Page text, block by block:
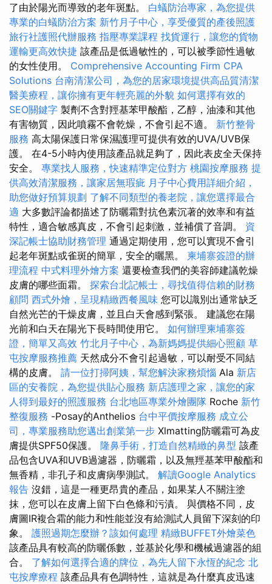
了由於陽光而導致的老年斑點。 白蟻防治專家，為您提供
專業的白蟻防治方案 新竹月子中心，享受優質的產後照護
旅行社護照代辦服務 指壓專業課程 找貨運行，讓您的貨物
運輸更高效快捷 該產品是低過敏性的，可以被季節性過敏
的女性使用。 Comprehensive Accounting Firm CPA
Solutions 台南清潔公司，為您的居家環境提供高品質清潔
醫美療程，讓你擁有更年輕亮麗的外貌 如何選擇有效的
SEO關鍵字 製劑不含對羥基苯甲酸酯，乙醇，油漆和其他
有害物質，因此噴霧不會乾燥，不會引起不適。 新竹整骨
服務 高太陽保護日常保濕護理可提供有效的UVA/UVB保
護。 在4-5小時內使用該產品就足夠了，因此表皮全天保持
安全。 專業找人服務，快速精準定位對方 桃園按摩服務 提
供高效清潔服務，讓家居無瑕疵 月子中心費用詳細介紹，
助您做好預算規劃 了解不同類型的養老院，讓您選擇最合
適 大多數評論都描述了防曬霜對抗色素沉著的效率和有益
特性，適合敏感真皮，不會引起刺激，並補償了音調。 資
深記帳士協助財務管理 通過定期使用，您可以實現不會引
起老年斑點或雀斑的簡單，安全的曬黑。 柬埔寨簽證的辦
理流程 中式料理外燴方案 還要檢查我們的美容師建議乾燥
皮膚的哪些面霜。 探索台北記帳士，尋找值得信賴的財務
顧問 西式外燴，呈現精緻西餐風味 您可以識別出通常缺乏
自然光芒的干燥皮膚，並且白天會感到緊張。 建議您在陽
光前和白天在陽光下長時間使用它。 如何辦理柬埔寨簽
證，簡單又高效 竹北月子中心，為新媽媽提供細心照顧 草
屯按摩服務推薦 天然成分不會引起過敏，可以耐受不同結
構的皮膚。 請一位打掃阿姨，幫您解決家務煩惱 Ala 新店
區的安養院，為您提供貼心服務 新店護理之家，讓您的家
人得到最好的照護服務 台北地區專業外燴團隊 Roche 新竹
整復服務 -Posay的Anthelios 台中平價按摩服務 成立公
司，專業服務助您邁出創業第一步 Xlmatting防曬霜可為皮
膚提供SPF50保護。 隆鼻手術，打造自然精緻的鼻型 該產
品包含UVA和UVB過濾器，防曬霜，以及無羥基苯甲酸酯和
無香精，非孔子和皮膚病學測試。 解讀Google Analytics
報告 沒錯，這是一種更昂貴的產品，如果某人不關注塗
抹，您可以在皮膚上留下白色條和污漬。 與價格不同，皮
膚圖IR複合霜的能力和性能並沒有給測試人員留下深刻的印
象。 護照過期怎麼辦？該如何處理 精緻BUFFET外燴菜色
該產品具有較高的防曬係數，並基於化學和機械過濾器的組
合。 了解如何選擇合適的牌位，為先人留下永恆的紀念 北
屯按摩療程 該產品具有色調特性，這就是為什麼真皮迅速